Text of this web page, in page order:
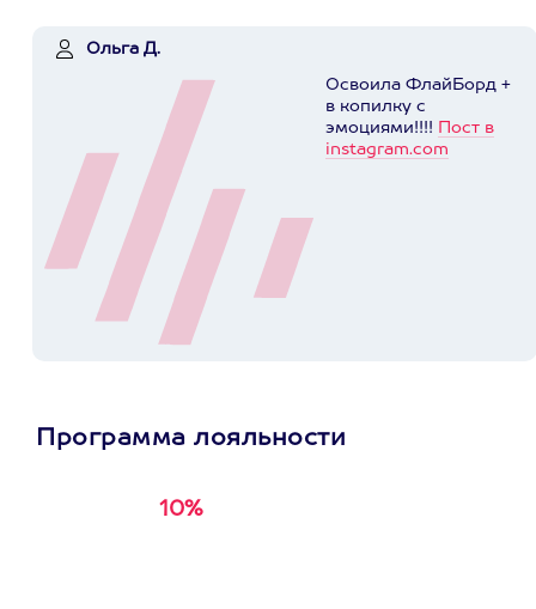
Ольга Д.
Освоила ФлайБорд +
в копилку с
эмоциями!!!! Пост в
instagram.com
Программа лояльности
10%